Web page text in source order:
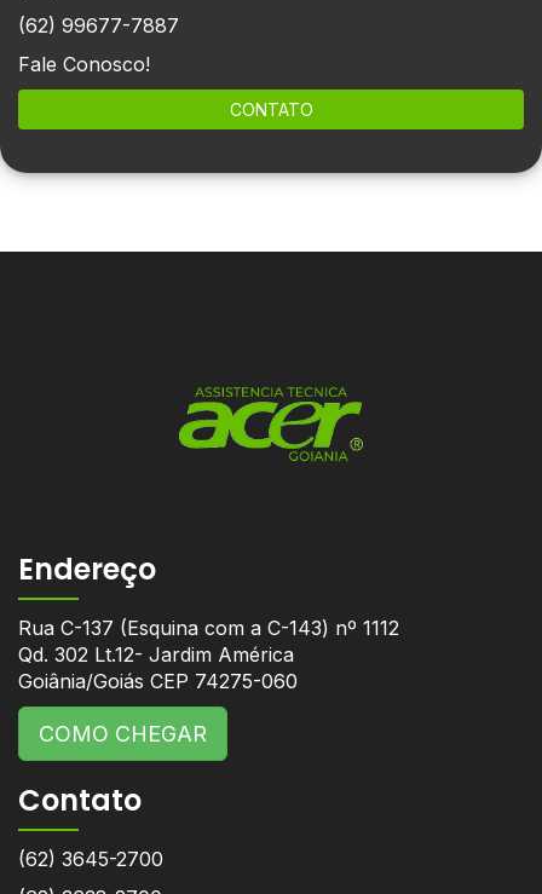
(62) 99677-7887
Fale Conosco!
CONTATO
Endereço
Rua C-137 (Esquina com a C-143) nº 1112
Qd. 302 Lt.12- Jardim América
Goiânia/Goiás CEP 74275-060
COMO CHEGAR
Contato
(62) 3645-2700